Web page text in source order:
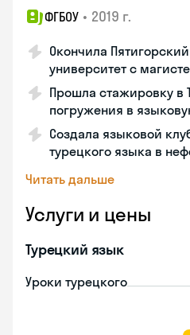
ФГБОУ • 2019 г.
Окончила
университет с
Прошла стажировку в
погружения в
Создала языковой
турецкого языка в
Читать дальше
Услуги и цены
Турецкий язык
Уроки турецкого